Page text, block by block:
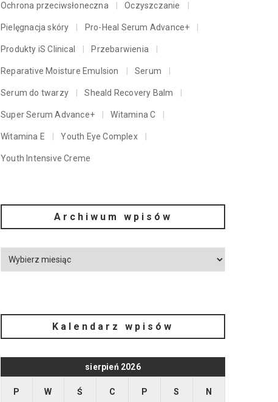
Ochrona przeciwsłoneczna Oczyszczanie
Pielęgnacja skóry Pro-Heal Serum Advance+
Produkty iS Clinical Przebarwienia
Reparative Moisture Emulsion Serum
Serum do twarzy Sheald Recovery Balm
Super Serum Advance+ Witamina C
Witamina E Youth Eye Complex
Youth Intensive Creme
Archiwum wpisów
Kalendarz wpisów
sierpień 2026
P W Ś C P S N